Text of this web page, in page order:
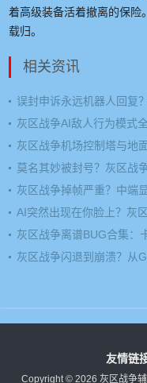
着高级装备活着撤离的保险
载归。
相关资讯
灰区战争AI敌人行为模式
莫名其妙被封号？灰区战
灰区战争掉帧严重？中端
AI突然出现在你脸上？灰
灰区战争闪退到崩溃？从
友情链
Copyright © 2026 灰区战争